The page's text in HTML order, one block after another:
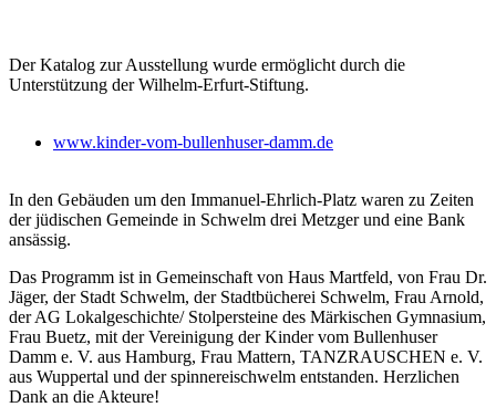
Der Katalog zur Ausstellung wurde ermöglicht durch die
Unterstützung der Wilhelm-Erfurt-Stiftung.
www.kinder-vom-bullenhuser-damm.de
In den Gebäuden um den Immanuel-Ehrlich-Platz waren zu Zeiten
der jüdischen Gemeinde in Schwelm drei Metzger und eine Bank
ansässig.
Das Programm ist in Gemeinschaft von Haus Martfeld, von Frau Dr.
Jäger, der Stadt Schwelm, der Stadtbücherei Schwelm, Frau Arnold,
der AG Lokalgeschichte/ Stolpersteine des Märkischen Gymnasium,
Frau Buetz, mit der Vereinigung der Kinder vom Bullenhuser
Damm e. V. aus Hamburg, Frau Mattern, TANZRAUSCHEN e. V.
aus Wuppertal und der spinnereischwelm entstanden. Herzlichen
Dank an die Akteure!